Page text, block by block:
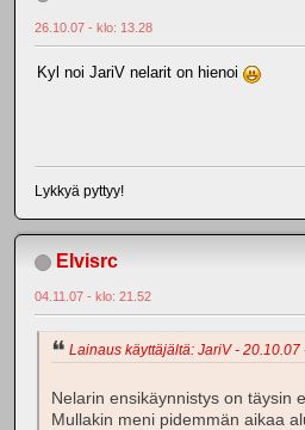
26.10.07 - klo: 13.28
Kyl noi JariV nelarit on hienoi
Lykkyä pyttyy!
Elvisrc
04.11.07 - klo: 21.52
Lainaus käyttäjältä: JariV - 20.10.07
Nelarin ensikäynnistys on täysin
Mullakin meni pidemmän aikaa